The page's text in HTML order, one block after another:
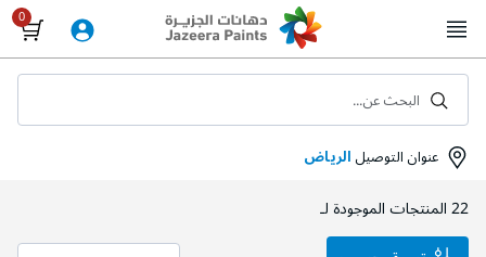
to
Content
عنوان التوصيلالرياض
البحث عن...
22المنتجات الموجودة لـ